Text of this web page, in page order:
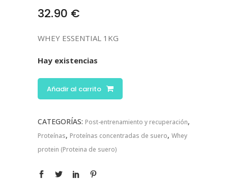
32.90 €
WHEY ESSENTIAL 1KG
Hay existencias
Añadir al carrito
CATEGORÍAS: Post-entrenamiento y recuperación,
Proteínas, Proteínas concentradas de suero, Whey
protein (Proteina de suero)